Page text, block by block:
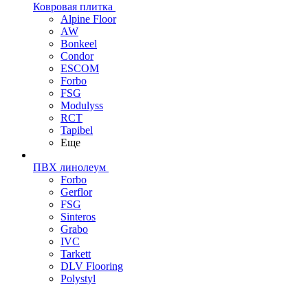
Ковровая плитка
Alpine Floor
AW
Bonkeel
Condor
ESCOM
Forbo
FSG
Modulyss
RCT
Tapibel
Еще
ПВХ линолеум
Forbo
Gerflor
FSG
Sinteros
Grabo
IVC
Tarkett
DLV Flooring
Polystyl